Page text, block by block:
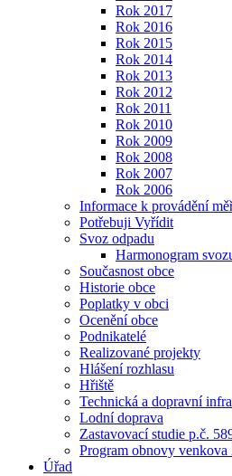
Rok 2017
Rok 2016
Rok 2015
Rok 2014
Rok 2013
Rok 2012
Rok 2011
Rok 2010
Rok 2009
Rok 2008
Rok 2007
Rok 2006
Informace k provádění
Potřebuji Vyřídit
Svoz odpadu
Harmonogram
Současnost obce
Historie obce
Poplatky v obci
Ocenění obce
Podnikatelé
Realizované projekty
Hlášení rozhlasu
Hřiště
Technická a dopravní
Lodní doprava
Zastavovací studie p.č.
Program obnovy venkova
Úřad